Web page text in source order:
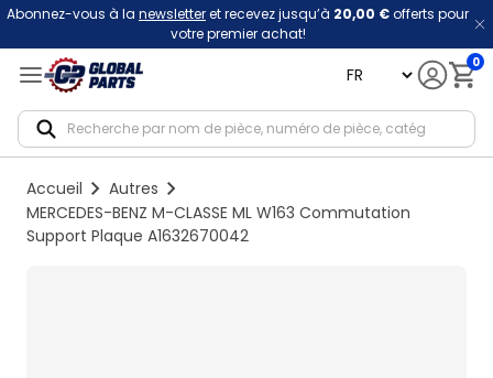
Abonnez-vous à la newsletteret recevez jusqu’à 20,00 €offerts pour
votre premier achat!
language 0
Accueil
Autres
MERCEDES-BENZ M-CLASSE ML W163 Commutation
Support Plaque A1632670042